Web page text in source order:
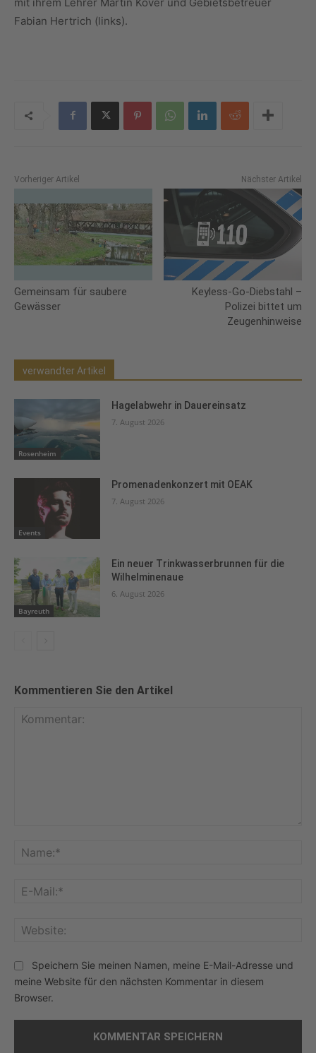
Fabian Hertrich (links).
Vorheriger Artikel
Gemeinsam für saubere
Gewässer
Nächster Artikel
Keyless-Go-Diebstahl –
Polizei bittet um
Zeugenhinweise
verwandter Artikel
Rosenheim
Hagelabwehr in Dauereinsatz
7. August 2026
Events
Promenadenkonzert mit OEAK
7. August 2026
Bayreuth
Ein neuer Trinkwasserbrunnen für die
Wilhelminenaue
6. August 2026
Kommentieren Sie den Artikel
Speichern Sie meinen Namen, meine E-Mail-Adresse und
meine Website für den nächsten Kommentar in diesem
Browser.